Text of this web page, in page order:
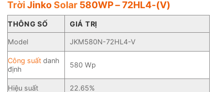
Trời Jinko Solar 580WP – 72HL4-(V)
THÔNG SỐ GIÁ TRỊ
Model JKM580N-72HL4-V
Công suất danh
định
580 Wp
Hiệu suất 22.65%